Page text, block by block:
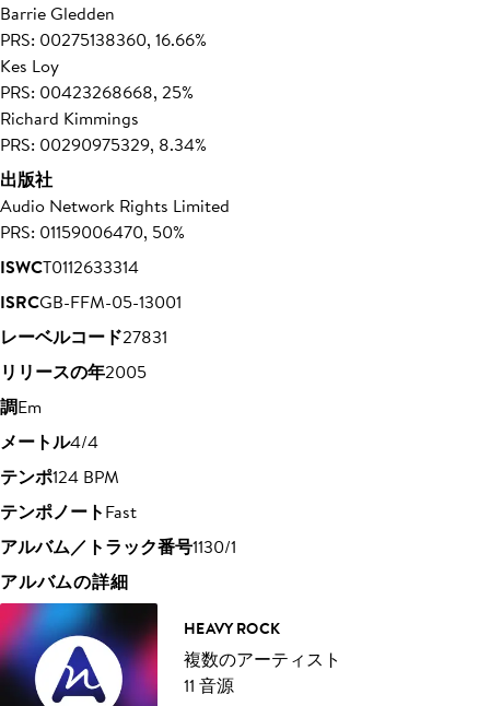
Barrie Gledden
PRS: 00275138360, 16.66%
Kes Loy
PRS: 00423268668, 25%
Richard Kimmings
PRS: 00290975329, 8.34%
出版社
Audio Network Rights Limited
PRS: 01159006470, 50%
ISWCT0112633314
ISRCGB-FFM-05-13001
レーベルコード27831
リリースの年2005
調Em
メートル4/4
テンポ124 BPM
テンポノートFast
アルバム／トラック番号1130/1
アルバムの詳細
HEAVY ROCK
複数のアーティスト
11 音源